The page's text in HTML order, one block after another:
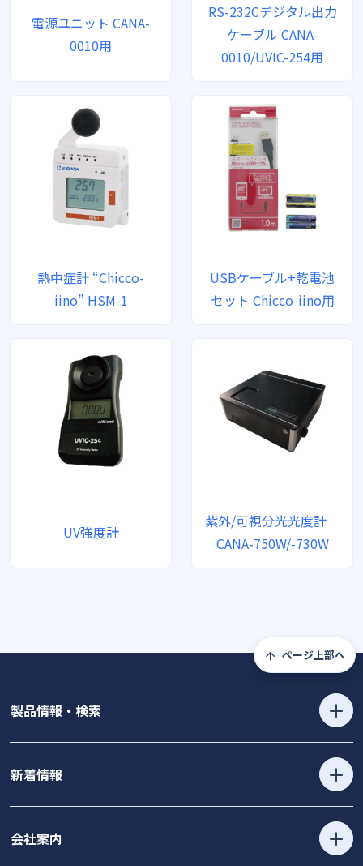
電源ユニット CANA-
0010用
RS-232Cデジタル出力
ケーブル CANA-
0010/UVIC-254用
熱中症計 “Chicco-
iino” HSM-1
USBケーブル+乾電池
セット Chicco-iino用
UV強度計
紫外/可視分光光度計
CANA-750W/-730W
ページ上部へ
製品情報・検索
新着情報
会社案内